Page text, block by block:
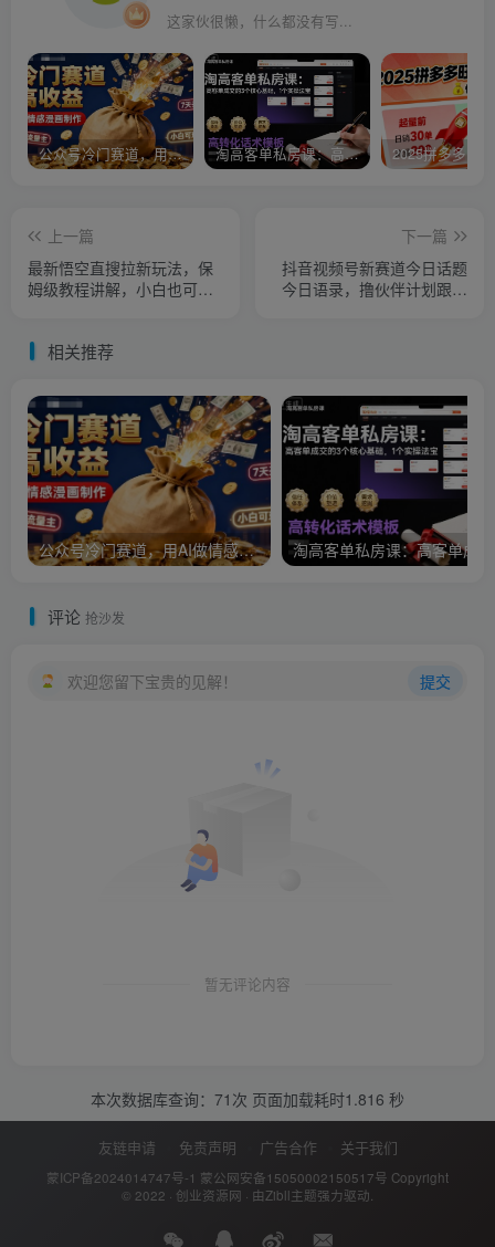
这家伙很懒，什么都没有写...
公众号冷门赛道，用AI做情感漫画，7天开通流量主，操作简单，小白可玩 淘高客单私房课：高客单成交的3个核心基础，1个实操法宝
上一篇
最新悟空直搜拉新玩法，保
姆级教程讲解，小白也可以
下一篇
抖音视频号新赛道今日话题
今日语录，撸伙伴计划跟视
相关推荐
公众号冷门赛道，用AI做情感漫画，7天开通流量主，操作简单，小白可玩
评论 抢沙发
欢迎您留下宝贵的见解！ 提交
暂无评论内容
本次数据库查询：71次 页面加载耗时1.816 秒
友链申请 免责声明 广告合作 关于我们
蒙ICP备2024014747号-1 蒙公网安备15050002150517号 Copyright
© 2022 · 创业资源网 · 由Zibll主题强力驱动.